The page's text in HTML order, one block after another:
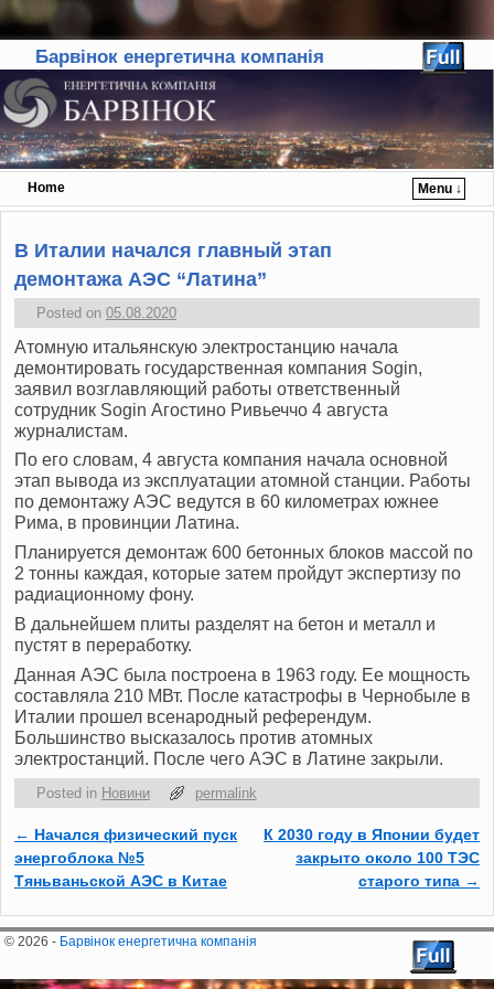
Барвінок енергетична компанія
Home
Menu ↓
Skip to primary content
Skip to secondary content
В Италии начался главный этап
демонтажа АЭС “Латина”
Posted on 05.08.2020
Атомную итальянскую электростанцию начала
демонтировать государственная компания Sogin,
заявил возглавляющий работы ответственный
сотрудник Sogin Агостино Ривьеччо 4 августа
журналистам.
По его словам, 4 августа компания начала основной
этап вывода из эксплуатации атомной станции. Работы
по демонтажу АЭС ведутся в 60 километрах южнее
Рима, в провинции Латина.
Планируется демонтаж 600 бетонных блоков массой по
2 тонны каждая, которые затем пройдут экспертизу по
радиационному фону.
В дальнейшем плиты разделят на бетон и металл и
пустят в переработку.
Данная АЭС была построена в 1963 году. Ее мощность
составляла 210 МВт. После катастрофы в Чернобыле в
Италии прошел всенародный референдум.
Большинство высказалось против атомных
электростанций. После чего АЭС в Латине закрыли.
Posted in Новини permalink
Post navigation
← Начался физический пуск
энергоблока №5
Тяньваньской АЭС в Китае
К 2030 году в Японии будет
закрыто около 100 ТЭС
старого типа →
© 2026 - Барвінок енергетична компанія